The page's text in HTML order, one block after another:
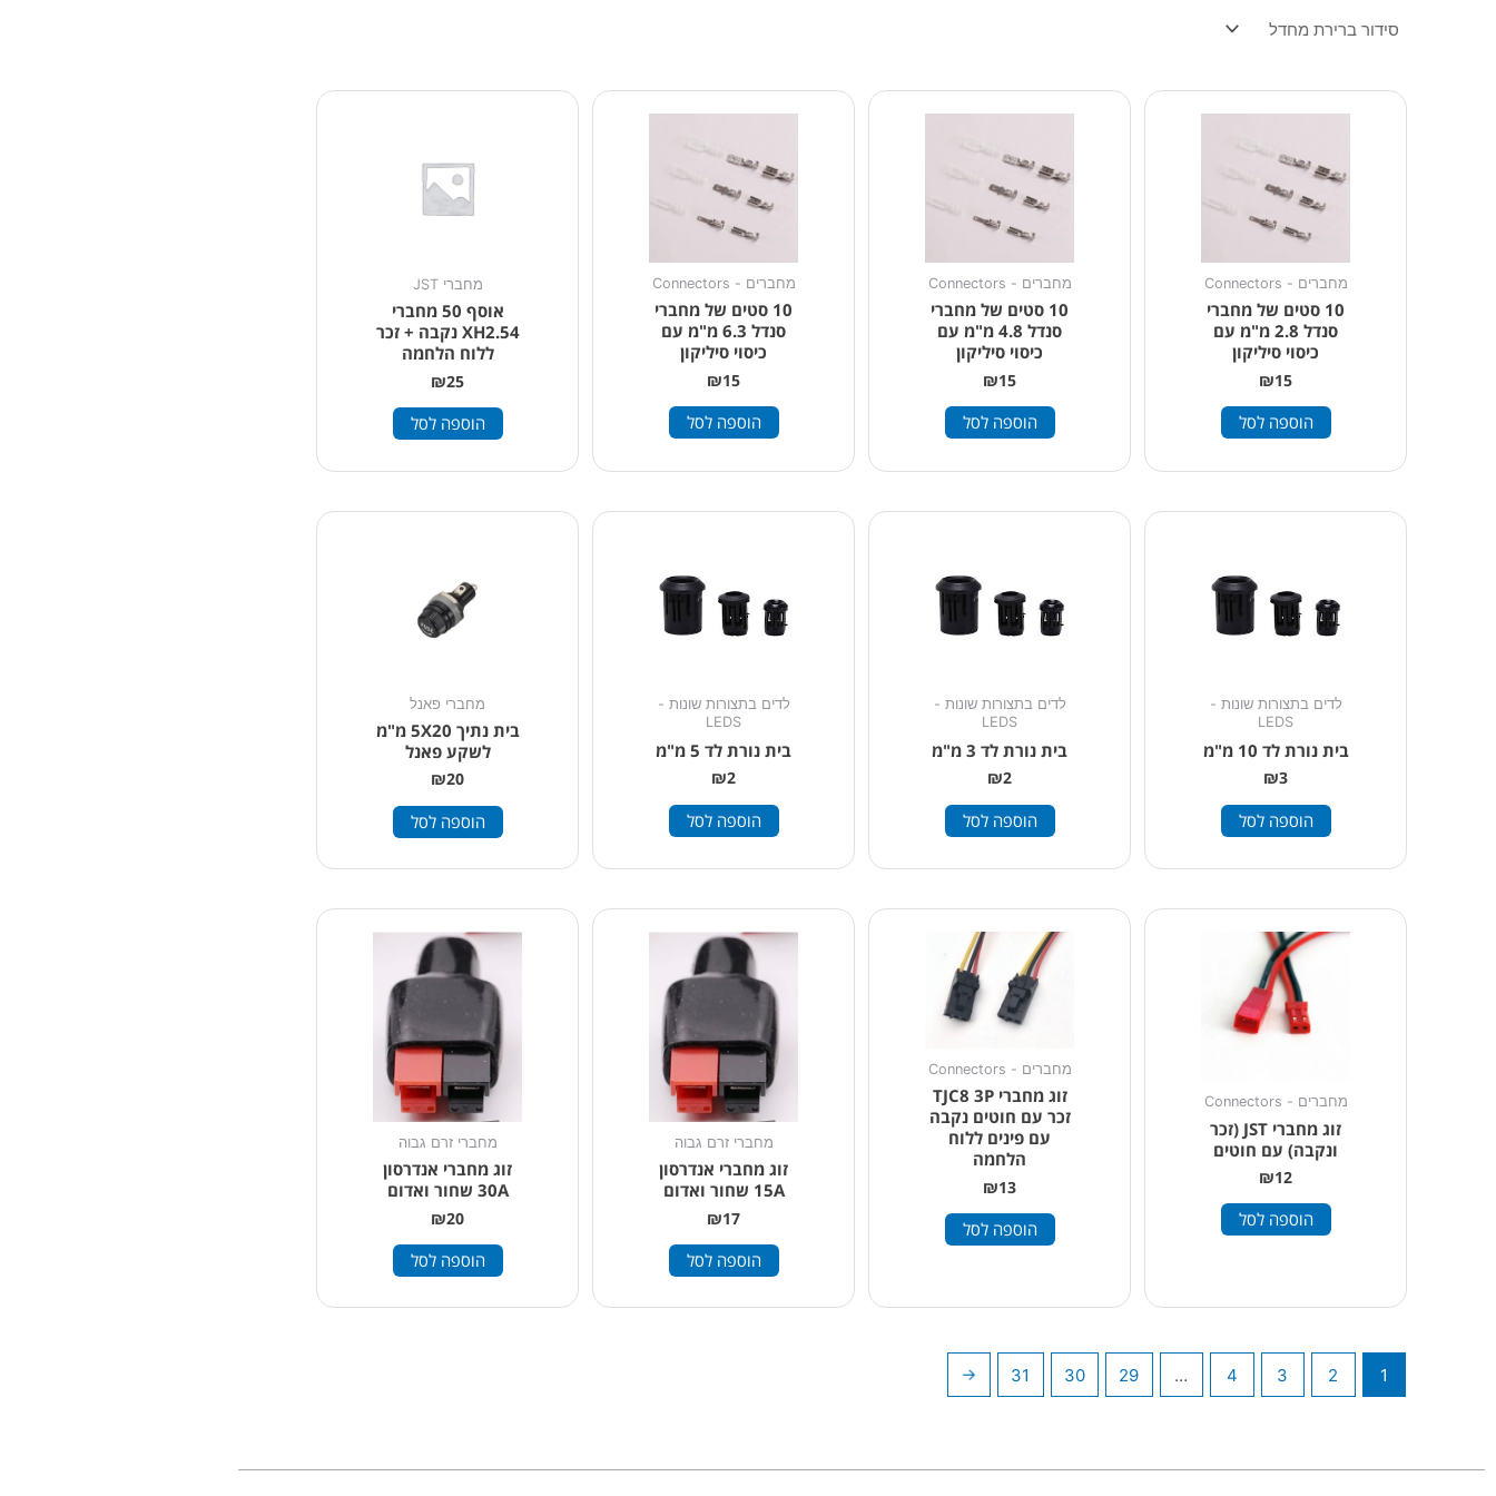
מחברים - Connectors
10 סטים של מחברי
סנדל 2.8 מ"מ עם
כיסוי סיליקון
₪15
הוספה לסל
מחברים - Connectors
10 סטים של מחברי
סנדל 4.8 מ"מ עם
כיסוי סיליקון
₪15
הוספה לסל
מחברים - Connectors
10 סטים של מחברי
סנדל 6.3 מ"מ עם
כיסוי סיליקון
₪15
הוספה לסל
מחברי JST
אוסף 50 מחברי
XH2.54 נקבה + זכר
ללוח הלחמה
₪25
הוספה לסל
לדים בתצורות שונות -
LEDS
בית נורת לד 10 מ"מ
₪3
הוספה לסל
לדים בתצורות שונות -
LEDS
בית נורת לד 3 מ"מ
₪2
הוספה לסל
לדים בתצורות שונות -
LEDS
בית נורת לד 5 מ"מ
₪2
הוספה לסל
מחברי פאנל
בית נתיך 5X20 מ"מ
לשקע פאנל
₪20
הוספה לסל
מחברים - Connectors
זוג מחברי JST (זכר
ונקבה) עם חוטים
₪12
הוספה לסל
מחברים - Connectors
זוג מחברי TJC8 3P
זכר עם חוטים נקבה
עם פינים ללוח
הלחמה
₪13
הוספה לסל
מחברי זרם גבוה
זוג מחברי אנדרסון
15A שחור ואדום
₪17
הוספה לסל
מחברי זרם גבוה
זוג מחברי אנדרסון
30A שחור ואדום
₪20
הוספה לסל
1
2
3
4
…
29
30
31
←